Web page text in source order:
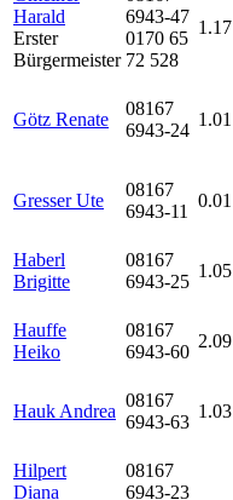
Harald
Erster
Bürgermeister
6943-47
0170 65
72 528
1.17
Götz Renate
08167
6943-24
1.01
Gresser Ute
08167
6943-11
0.01
Haberl
Brigitte
08167
6943-25
1.05
Hauffe
Heiko
08167
6943-60
2.09
Hauk Andrea
08167
6943-63
1.03
Hilpert
Diana
08167
6943-23